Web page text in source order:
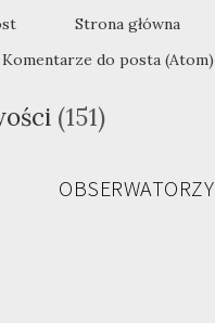
Strona główna
Komentarze do posta (Atom)
(151)
OBSERWATORZY